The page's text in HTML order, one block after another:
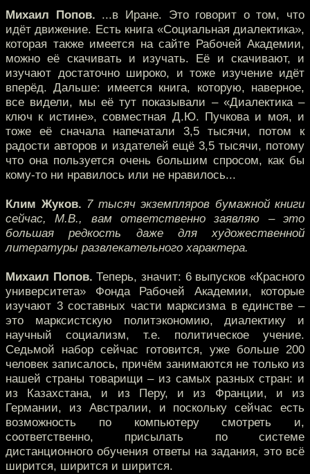
Михаил Попов. ...в Иране. Это говорит о том, что
идёт движение. Есть книга «Социальная диалектика»,
которая также имеется на сайте Рабочей Академии,
можно её скачивать и изучать. Её и скачивают, и
изучают достаточно широко, и тоже изучение идёт
вперёд. Дальше: имеется книга, которую, наверное,
все видели, мы её тут показывали – «Диалектика –
ключ к истине», совместная Д.Ю. Пучкова и моя, и
тоже её сначала напечатали 3,5 тысячи, потом к
радости авторов и издателей ещё 3,5 тысячи, потому
что она пользуется очень большим спросом, как бы
кому-то ни нравилось или не нравилось...
Клим Жуков. 7 тысяч экземпляров бумажной книги
сейчас, М.В., вам ответственно заявляю – это
большая редкость даже для художественной
литературы развлекательного характера.
Михаил Попов. Теперь, значит: 6 выпусков «Красного
университета» Фонда Рабочей Академии, которые
изучают 3 составных части марксизма в единстве –
это марксистскую политэкономию, диалектику и
научный социализм, т.е. политическое учение.
Седьмой набор сейчас готовится, уже больше 200
человек записалось, причём занимаются не только из
нашей страны товарищи – из самых разных стран: и
из Казахстана, и из Перу, и из Франции, и из
Германии, из Австралии, и поскольку сейчас есть
возможность по компьютеру смотреть и,
соответственно, присылать по системе
дистанционного обучения ответы на задания, это всё
ширится, ширится и ширится.